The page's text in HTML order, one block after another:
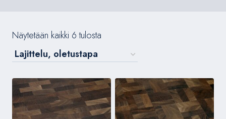
Näytetään kaikki 6 tulosta